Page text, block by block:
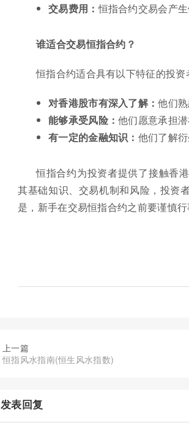
交易费用：恒指合约交易会产
谁适合交易恒指合约？
恒指合约适合具有以下特征的投资
对香港股市有深入了解：他们
能够承受风险：他们愿意承担潜
有一定的金融知识： 他们了解
恒指合约为投资者提供了接触香
其基础知识、交易机制和风险，投资
是，新手在交易恒指合约之前要谨慎
上一篇
恒指风水指南(恒生风水指数)
发表回复